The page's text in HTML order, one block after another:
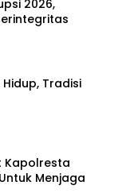
2026,
Tradisi
Kapolresta
Menjaga